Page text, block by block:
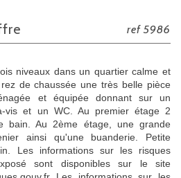
ref 5986
niveaux dans un quartier calme et
de chaussée une très belle pièce
et équipée donnant sur un
vis et un WC. Au premier étage 2
bain. Au 2ème étage, une grande
ainsi qu'une buanderie. Petite
Les informations sur les risques
sont disponibles sur le site